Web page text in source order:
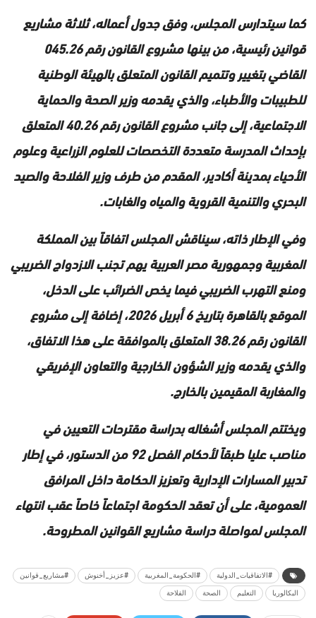
كما سيتدارس المجلس، وفق جدول أعماله، ثلاثة مشاريع
قوانين رئيسية، من بينها مشروع القانون رقم 045.26
القاضي بتغيير وتتميم القانون المتعلق بالهيئة الوطنية
للطبيبات والأطباء، والذي يقدمه وزير الصحة والحماية
الاجتماعية، إلى جانب مشروع القانون رقم 40.26 المتعلق
بإحداث المدرسة متعددة التخصصات للعلوم الزراعية وعلوم
الأحياء بمدينة أكادير، المقدم من طرف وزير الفلاحة والصيد
البحري والتنمية القروية والمياه والغابات.
وفي الإطار ذاته، سيناقش المجلس اتفاقاً بين المملكة
المغربية وجمهورية مصر العربية يهم تجنب الازدواج الضريبي
ومنع التهرب الضريبي فيما يخص الضرائب على الدخل،
الموقع بالقاهرة بتاريخ 6 أبريل 2026، إضافة إلى مشروع
القانون رقم 38.26 المتعلق بالموافقة على هذا الاتفاق،
والذي يقدمه وزير الشؤون الخارجية والتعاون الإفريقي
والمغاربة المقيمين بالخارج.
ويختتم المجلس أشغاله بدراسة مقترحات التعيين في
مناصب عليا طبقاً لأحكام الفصل 92 من الدستور، في إطار
تدبير المسارات الإدارية وتعزيز الحكامة داخل المرافق
العمومية، على أن تعقد الحكومة اجتماعاً خاصاً عقب انتهاء
المجلس لمواصلة دراسة مشاريع القوانين المطروحة.
#الاتفاقيات_الدولية #الحكومة_المغربية #عزيز_أخنوش #مشاريع_قوانين
البكالوريا التعليم الصحة الفلاحة